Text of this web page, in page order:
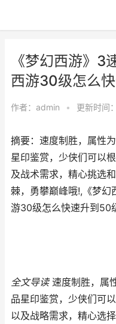
《梦幻西游》3
西游30级怎么
作者： admin • 更新时间
摘要：速度制胜，属性
星印鉴赏，少侠们可以
及战术需求，精心挑选
棘，勇攀巅峰哦!,《梦
游30级怎么快速升到50
全文导读速度制胜，属
品星印鉴赏，少侠们可
以及战略需求，精心选